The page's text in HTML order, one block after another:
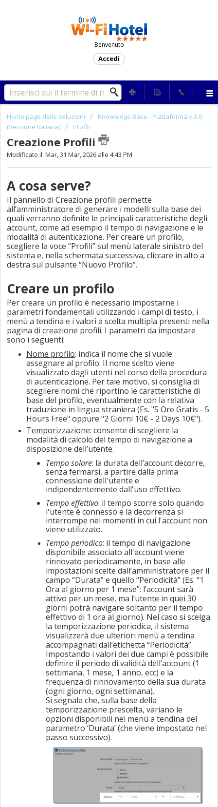
Benvenuto
Accedi
Home page delle soluzioni
Knowledge Base - Piattaforma v.3.0
(Versione Italiana)
Profili
Creazione Profili
Modificato il: Mar, 31 Mar, 2026 alle 4:43 PM
A cosa serve?
Il pannello di Creazione profili permette
all’amministratore di generare i modelli sulla base dei
quali verranno definite le principali caratteristiche degli
account, come ad esempio il tempo di navigazione e le
modalità di autenticazione. Per creare un profilo,
scegliere la voce “Profili” sul menù laterale sinistro del
sistema e, nella schermata successiva, cliccare in alto a
destra sul pulsante “Nuovo Profilo”.
Creare un profilo
Per creare un profilo è necessario impostarne i
parametri fondamentali utilizzando i campi di testo, i
menù a tendina e i valori a scelta multipla presenti nella
pagina di creazione profili. I parametri da impostare
sono i seguenti:
Nome profilo: indica il nome che si vuole
assegnare al profilo. Il nome scelto viene
visualizzato dagli utenti nel corso della procedura
di autenticazione. Per tale motivo, si consiglia di
scegliere nomi che riportino le caratteristiche di
base del profilo, eventualmente con la relativa
traduzione in lingua straniera (Es. "5 Ore Gratis - 5
Hours Free" oppure "2 Giorni 10€ - 2 Days 10€").
Temporizzazione: consente di scegliere la
modalità di calcolo del tempo di navigazione a
disposizione dell’utente.
Tempo solare: la durata dell’account decorre,
senza fermarsi, a partire dalla prima
connessione dell'utente e
indipendentemente dall'uso effettivo.
Tempo effettivo: il tempo scorre solo quando
l'utente è connesso e la decorrenza si
interrompe nei momenti in cui l'account non
viene utilizzato.
Tempo periodico: il tempo di navigazione
disponibile associato all'account viene
rinnovato periodicamente, in base alle
impostazioni scelte dall’amministratore per il
campo “Durata” e quello “Periodicità” (Es. "1
Ora al giorno per 1 mese": l’account sarà
attivo per un mese, ma l’utente in quei 30
giorni potrà navigare soltanto per il tempo
effettivo di 1 ora al giorno). Nel caso si scelga
la temporizzazione periodica, il sistema
visualizzerà due ulteriori menù a tendina
accompagnati dall’etichetta “Periodicità”.
Impostando i valori dei due campi è possibile
definire il periodo di validità dell’account (1
settimana, 1 mese, 1 anno, ecc) e la
frequenza di rinnovamento della sua durata
(ogni giorno, ogni settimana).
Si segnala che, sulla base della
temporizzazione prescelta, variano le
opzioni disponibili nel menù a tendina del
parametro ‘Durata’ (che viene impostato nel
passo successivo).